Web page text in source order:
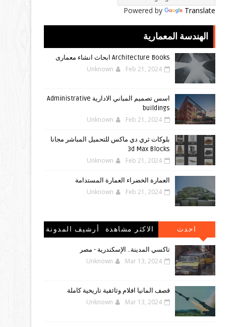
Powered by Translate
الهندسة المعمارية
Architecture Books ابحاث انشاء معمارى
Unknown Feb 21, 2024
اسس تصميم المباني الادارية Administrative
buildings
Unknown Feb 21, 2024
بلوكات ثري دي ماكس للتحميل المباشر مجانا
3d Max Blocks
Unknown Feb 21, 2024
العمارة الخضراء العمارة المستدامة
Unknown Feb 21, 2024
احدث
المشاركات
الاكثر مشاهدة
أرشيف المدونة
تاكسي المدينة.. الإسكندرية - مصر
Unknown Mar 13, 2024
قصف المانيا افلام وثائقية تاريخية كاملة
Unknown Mar 13, 2024